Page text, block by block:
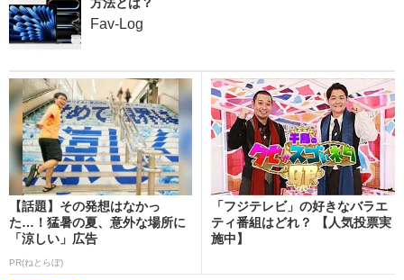
Fav-Log
【話題】その発想はなかっ
た…！猛暑の夏、意外な場所に
「涼しい」広告
PR(ねとらぼ)
「フジテレビ」の好きなバラエ
ティ番組はどれ？ 【人気投票実
施中】